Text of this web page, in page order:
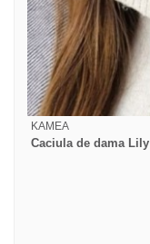
KAMEA
Caciula de dama Lily